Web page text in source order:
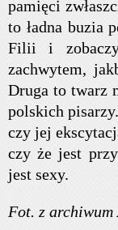
pamięci
to ładna buzia
Filii i
zachwytem,
Druga to twarz
polskich
czy jej
czy że jest
jest sexy.
Fot. z archiwum